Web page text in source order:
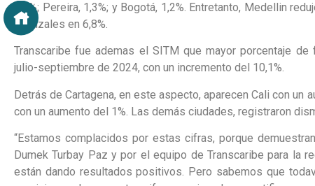
2,5%; Pereira, 1,3%; y Bogotá, 1,2%. Entretanto, Medellin
Manizales en 6,8%.
Transcaribe fue ademas el SITM que mayor porcentaje
julio-septiembre de 2024, con un incremento del 10,1%.
Detrás de Cartagena, en este aspecto, aparecen Cali con un
con un aumento del 1%. Las demás ciudades, registraron
“Estamos complacidos por estas cifras, porque
Dumek Turbay Paz y por el equipo de Transcaribe para la
están dando resultados positivos. Pero sabemos que